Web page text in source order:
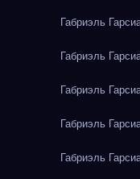
Габриэль
Габриэль
Габриэль
Габриэль
Габриэль